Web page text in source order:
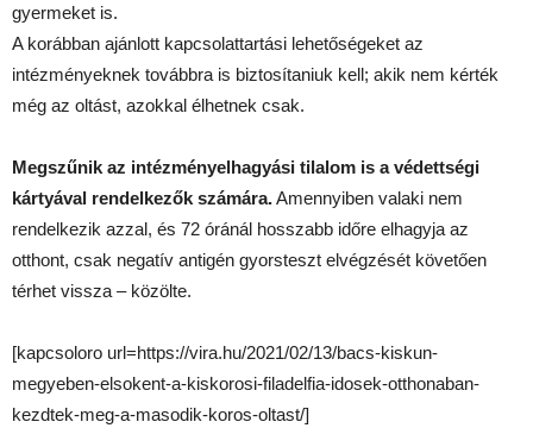
gyermeket is.
A korábban ajánlott kapcsolattartási lehetőségeket az
intézményeknek továbbra is biztosítaniuk kell; akik nem kérték
még az oltást, azokkal élhetnek csak.
Megszűnik az intézményelhagyási tilalom is a védettségi
kártyával rendelkezők számára.Amennyiben valaki nem
rendelkezik azzal, és 72 óránál hosszabb időre elhagyja az
otthont, csak negatív antigén gyorsteszt elvégzését követően
térhet vissza – közölte.
[kapcsoloro url=https://vira.hu/2021/02/13/bacs-kiskun-
megyeben-elsokent-a-kiskorosi-filadelfia-idosek-otthonaban-
kezdtek-meg-a-masodik-koros-oltast/]